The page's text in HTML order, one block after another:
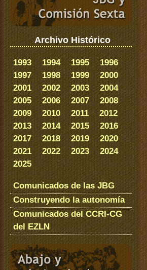
Archivo Histórico
1993 1994 1995
1996
1997
1998 1999
2000
2001
2002 2003
2004
2005
2006 2007
2008
2009
2010 2011
2012
2013
2014 2015
2016
2017
2018 2019
2020
2021
2022 2023
2024
2025
Comunicados de las JBG
Construyendo la autonomía
Comunicados del CCRI-CG
del EZLN